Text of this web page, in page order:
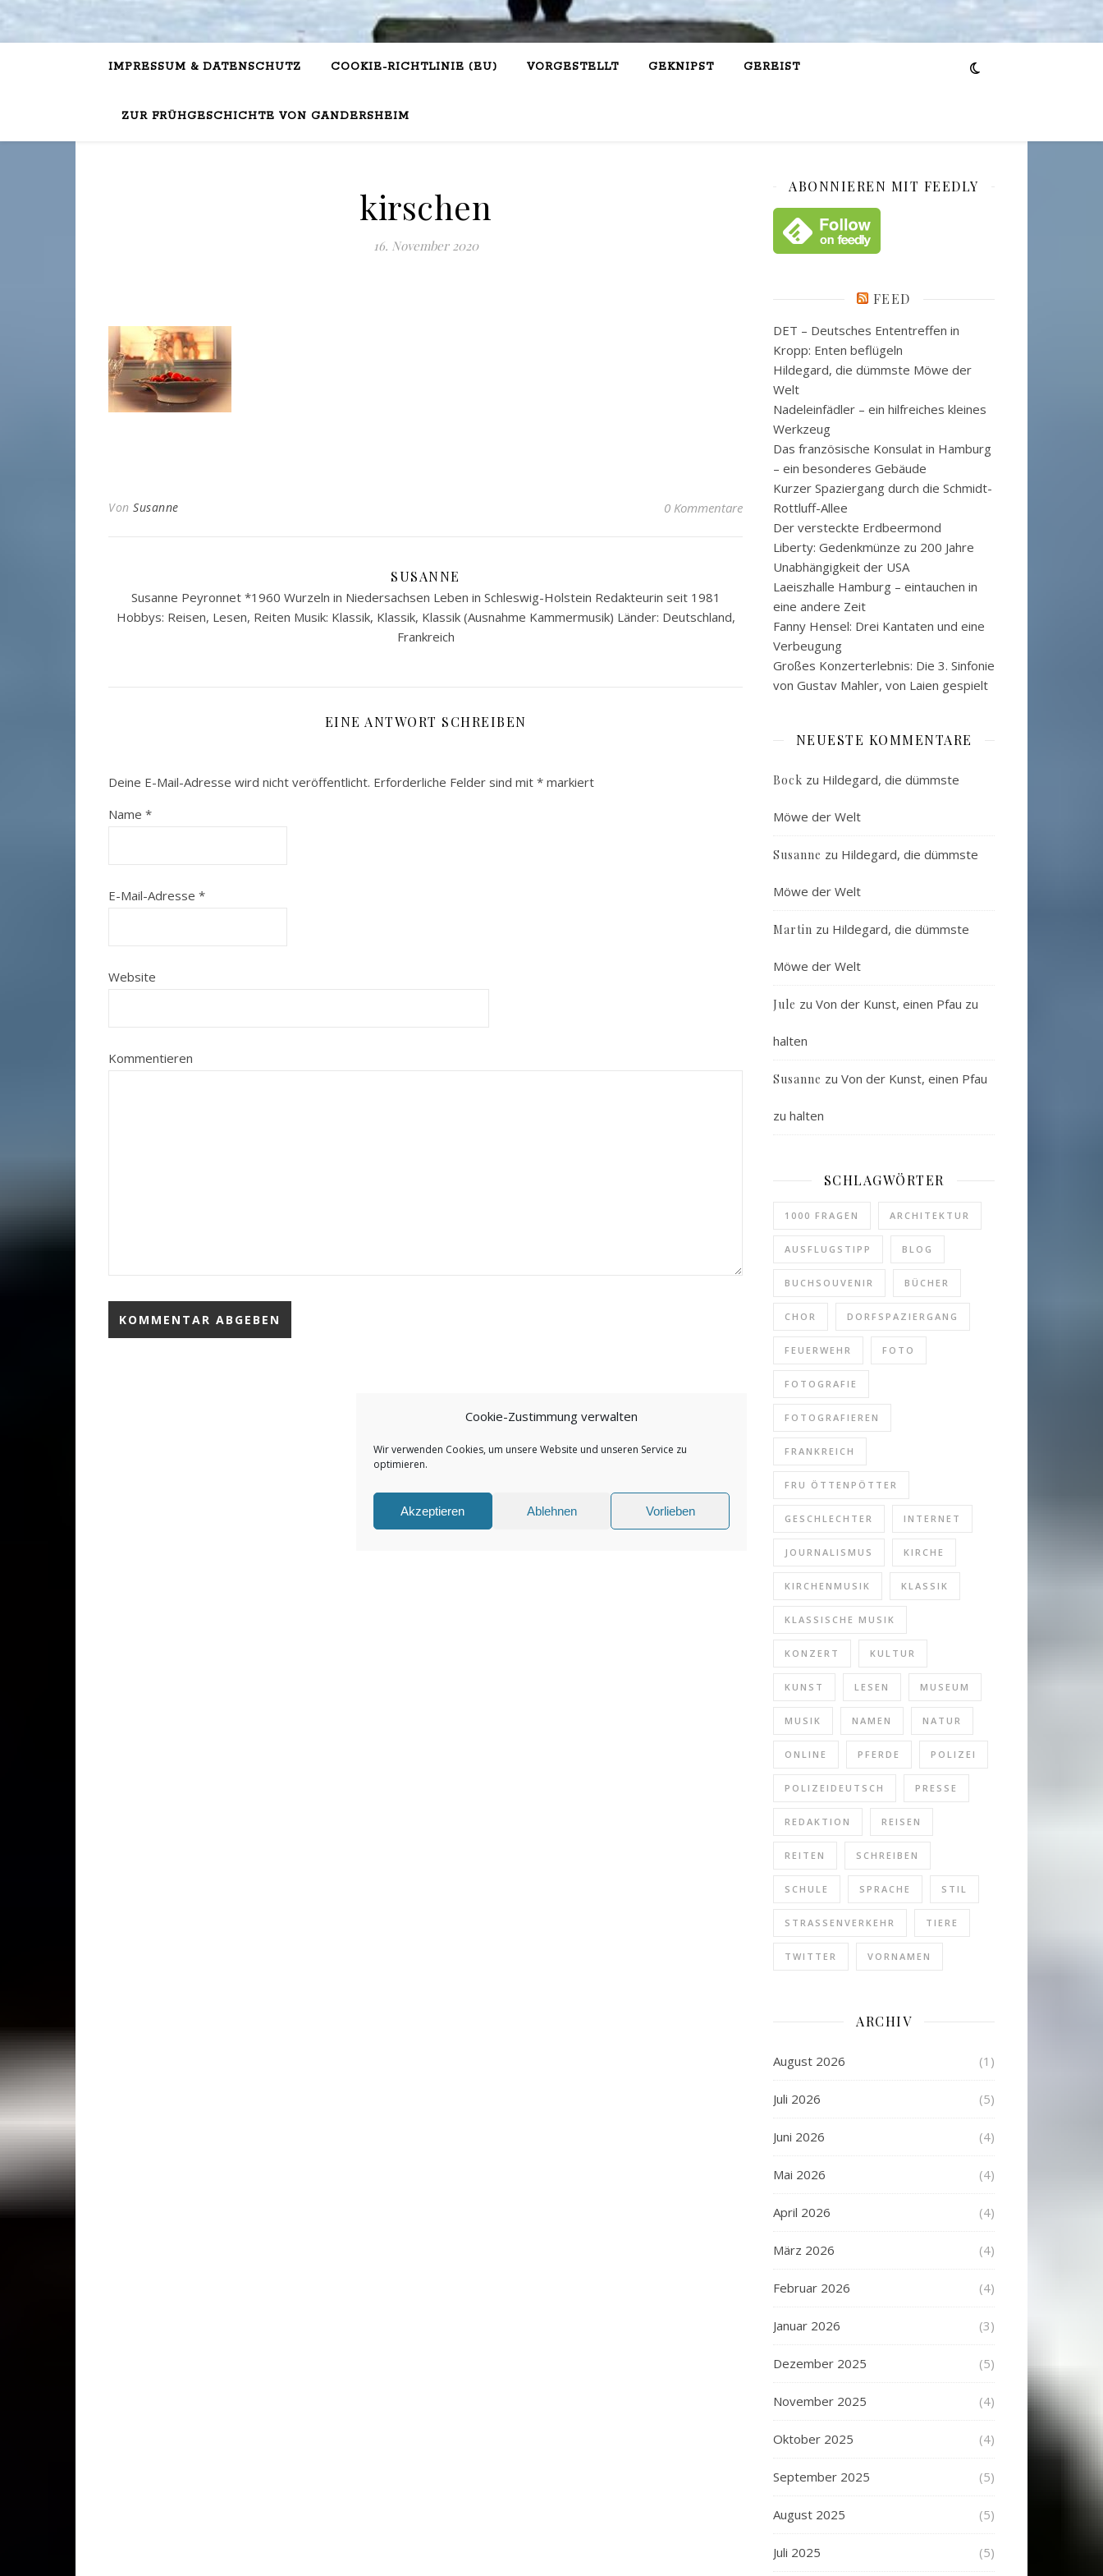
Cookie-Zustimmung verwalten
Wir verwenden Cookies, um unsere Website und unseren Service zu
optimieren.
Akzeptieren Ablehnen Vorlieben
IMPRESSUM & DATENSCHUTZ COOKIE-RICHTLINIE (EU) VORGESTELLT GEKNIPST GEREIST
ZUR FRÜHGESCHICHTE VON GANDERSHEIM
kirschen
16. November 2020
Von Susanne 0 Kommentare
SUSANNE
Susanne Peyronnet *1960 Wurzeln in Niedersachsen Leben in Schleswig-Holstein Redakteurin seit 1981
Hobbys: Reisen, Lesen, Reiten Musik: Klassik, Klassik, Klassik (Ausnahme Kammermusik) Länder: Deutschland,
Frankreich
EINE ANTWORT SCHREIBEN
Deine E-Mail-Adresse wird nicht veröffentlicht. Erforderliche Felder sind mit * markiert
Name *
E-Mail-Adresse *
Website
Kommentieren
ABONNIEREN MIT FEEDLY
FEED
DET – Deutsches Ententreffen in
Kropp: Enten beflügeln
Hildegard, die dümmste Möwe der
Welt
Nadeleinfädler – ein hilfreiches kleines
Werkzeug
Das französische Konsulat in Hamburg
– ein besonderes Gebäude
Kurzer Spaziergang durch die Schmidt-
Rottluff-Allee
Der versteckte Erdbeermond
Liberty: Gedenkmünze zu 200 Jahre
Unabhängigkeit der USA
Laeiszhalle Hamburg – eintauchen in
eine andere Zeit
Fanny Hensel: Drei Kantaten und eine
Verbeugung
Großes Konzerterlebnis: Die 3. Sinfonie
von Gustav Mahler, von Laien gespielt
NEUESTE KOMMENTARE
Bock zu Hildegard, die dümmste
Möwe der Welt
Susanne zu Hildegard, die dümmste
Möwe der Welt
Martin zu Hildegard, die dümmste
Möwe der Welt
Jule zu Von der Kunst, einen Pfau zu
halten
Susanne zu Von der Kunst, einen Pfau
zu halten
SCHLAGWÖRTER
1000 FRAGEN ARCHITEKTUR
AUSFLUGSTIPP BLOG
BUCHSOUVENIR BÜCHER
CHOR DORFSPAZIERGANG
FEUERWEHR FOTO
FOTOGRAFIE
FOTOGRAFIEREN
FRANKREICH
FRU ÖTTENPÖTTER
GESCHLECHTER INTERNET
JOURNALISMUS KIRCHE
KIRCHENMUSIK KLASSIK
KLASSISCHE MUSIK
KONZERT KULTUR
KUNST LESEN MUSEUM
MUSIK NAMEN NATUR
ONLINE PFERDE POLIZEI
POLIZEIDEUTSCH PRESSE
REDAKTION REISEN
REITEN SCHREIBEN
SCHULE SPRACHE STIL
STRASSENVERKEHR TIERE
TWITTER VORNAMEN
ARCHIV
August 2026 (1)
Juli 2026 (5)
Juni 2026 (4)
Mai 2026 (4)
April 2026 (4)
März 2026 (4)
Februar 2026 (4)
Januar 2026 (3)
Dezember 2025 (5)
November 2025 (4)
Oktober 2025 (4)
September 2025 (5)
August 2025 (5)
Juli 2025 (5)